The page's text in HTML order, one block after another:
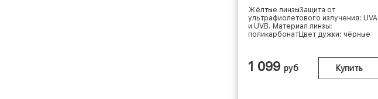
Жёлтые линзыЗащита от
ультрафиолетового излучения: UVA
и UVB. Материал линзы:
поликарбонатЦвет дужки: чёрные
1 099 руб Купить